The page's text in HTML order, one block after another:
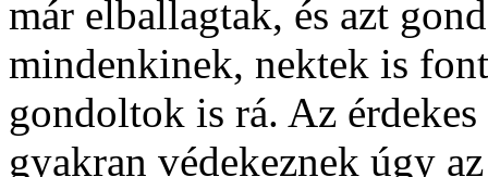
már elballagtak, és azt
mindenkinek, nektek is
gondoltok is rá. Az
gyakran védekeznek úgy